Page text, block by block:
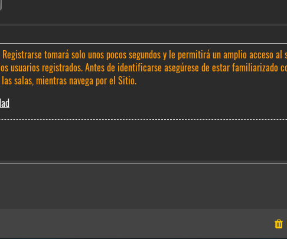
tomará solo unos pocos segundos y le permitirá un amplio acceso
usuarios registrados. Antes de identificarse asegúrese de estar familiarizado
salas, mientras navega por el Sitio.